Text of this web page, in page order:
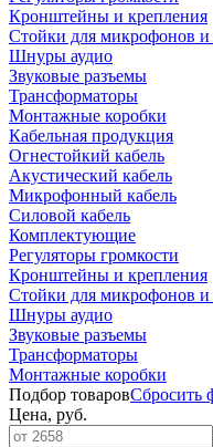
Кронштейны и крепления
Стойки для микрофонов и
Шнуры аудио
Звуковые разъемы
Трансформаторы
Монтажные коробки
Кабельная продукция
Огнестойкий кабель
Акустический кабель
Микрофонный кабель
Силовой кабель
Комплектующие
Регуляторы громкости
Кронштейны и крепления
Стойки для микрофонов и
Шнуры аудио
Звуковые разъемы
Трансформаторы
Монтажные коробки
Подбор товаровСбросить
Цена, руб.